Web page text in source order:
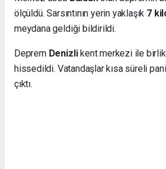
ölçüldü. Sarsıntının yerin yaklaşık 7
meydana geldiği bildirildi.
Deprem Denizlikent merkezi ile
hissedildi. Vatandaşlar kısa süreli
çıktı.